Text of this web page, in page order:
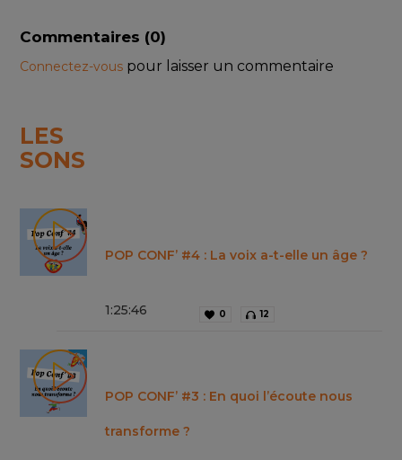
Commentaires (0)
Connectez-vous pour laisser un commentaire
LES
SONS
POP CONF’ #4 : La voix a-t-elle un âge ?
1:25:46 0 12
POP CONF’ #3 : En quoi l’écoute nous
transforme ?